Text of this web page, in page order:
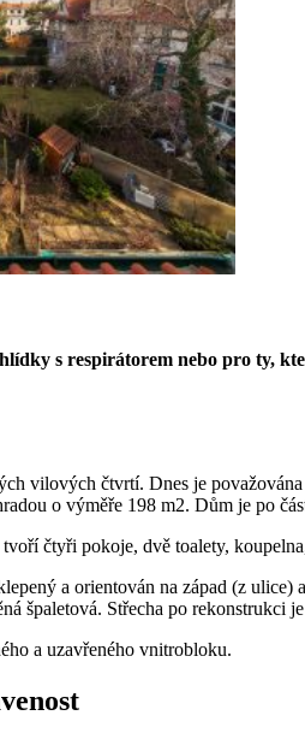
s respirátorem nebo pro ty,
vilových čtvrtí. Dnes je
o výměře 198 m2. Dům je po
čtyři pokoje, dvě toalety,
a orientován na západ (z
špaletová. Střecha po rekonstrukci
a uzavřeného vnitrobloku.